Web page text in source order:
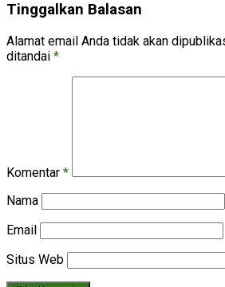
Tinggalkan Balasan
Alamat email Anda tidak akan
ditandai *
Komentar *
Nama
Email
Situs Web